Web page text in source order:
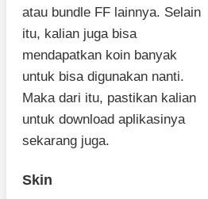
atau bundle FF lainnya. Selain
itu, kalian juga bisa
mendapatkan koin banyak
untuk bisa digunakan nanti.
Maka dari itu, pastikan kalian
untuk download aplikasinya
sekarang juga.
Skin